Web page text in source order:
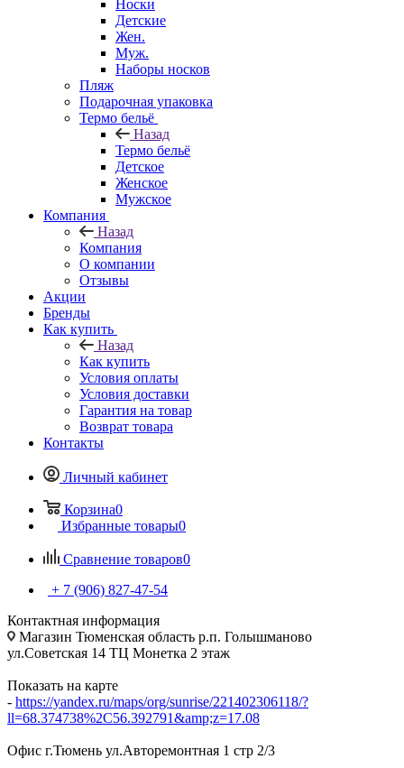
Носки
Детские
Жен.
Муж.
Наборы носков
Пляж
Подарочная упаковка
Термо бельё
Назад
Термо бельё
Детское
Женское
Мужское
Компания
Назад
Компания
О компании
Отзывы
Акции
Бренды
Как купить
Назад
Как купить
Условия оплаты
Условия доставки
Гарантия на товар
Возврат товара
Контакты
Личный кабинет
Корзина0
Избранные товары0
Сравнение товаров0
+ 7 (906) 827-47-54
Контактная информация
Магазин Тюменская область р.п. Голышманово
ул.Советская 14 ТЦ Монетка 2 этаж
Показать на карте
- https://yandex.ru/maps/org/sunrise/221402306118/?
ll=68.374738%2C56.392791&amp;z=17.08
Офис г.Тюмень ул.Авторемонтная 1 стр 2/3